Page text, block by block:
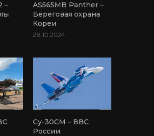
–
AS565MB Panther –
Береговая охрана
Кореи
28.10.2024
Су-30СМ – ВВС
России